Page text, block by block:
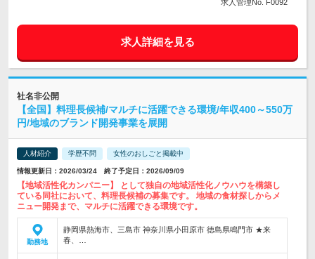
求人管理No. F0092
求人詳細を見る
社名非公開
【全国】料理長候補/マルチに活躍できる環境/年収400～550万
円/地域のブランド開発事業を展開
人材紹介 学歴不問 女性のおしごと掲載中
情報更新日：2026/03/24 終了予定日：2026/09/09
【地域活性化カンパニー】 として独自の地域活性化ノウハウを構築し
ている同社において、料理長候補の募集です。 地域の食材探しからメ
ニュー開発まで、マルチに活躍できる環境です。
勤務地
静岡県熱海市、三島市 神奈川県小田原市 徳島県鳴門市 ★来
春、…